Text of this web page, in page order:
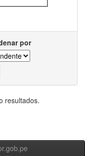
por
resultados.